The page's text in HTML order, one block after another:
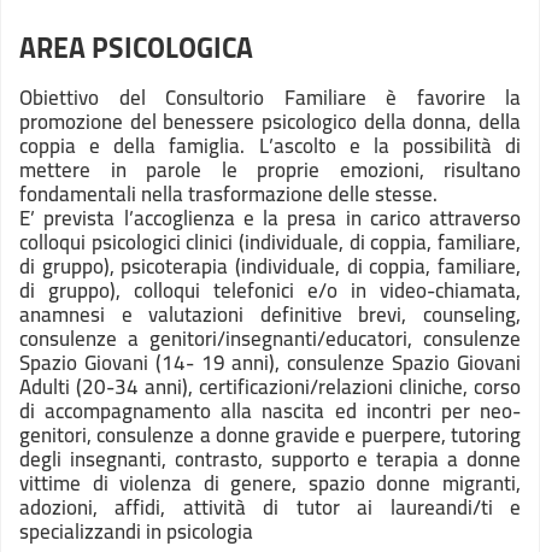
AREA PSICOLOGICA
Obiettivo del Consultorio Familiare è favorire la
promozione del benessere psicologico della donna, della
coppia e della famiglia. L’ascolto e la possibilità di
mettere in parole le proprie emozioni, risultano
fondamentali nella trasformazione delle stesse.
E’ prevista l’accoglienza e la presa in carico attraverso
colloqui psicologici clinici (individuale, di coppia, familiare,
di gruppo), psicoterapia (individuale, di coppia, familiare,
di gruppo), colloqui telefonici e/o in video-chiamata,
anamnesi e valutazioni definitive brevi, counseling,
consulenze a genitori/insegnanti/educatori, consulenze
Spazio Giovani (14- 19 anni), consulenze Spazio Giovani
Adulti (20-34 anni), certificazioni/relazioni cliniche, corso
di accompagnamento alla nascita ed incontri per neo-
genitori, consulenze a donne gravide e puerpere, tutoring
degli insegnanti, contrasto, supporto e terapia a donne
vittime di violenza di genere, spazio donne migranti,
adozioni, affidi, attività di tutor ai laureandi/ti e
specializzandi in psicologia